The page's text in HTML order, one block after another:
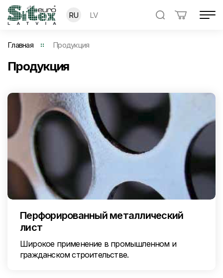
RU LV
Главная Продукция
Продукция
Перфорированный металлический
лист
Широкое применение в промышленном и
гражданском строительстве.